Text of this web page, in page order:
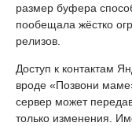
размер буфера
пообещала жёстко
релизов.
Доступ к контактам
вроде «Позвони
сервер может
только изменения.